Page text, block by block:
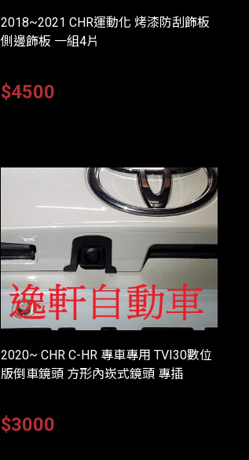
2018~2021 CHR運動化 烤漆防刮飾板
側邊飾板 一組4片
$4500
2020~ CHR C-HR 專車專用 TVI30數位
版倒車鏡頭 方形內崁式鏡頭 專插
$3000